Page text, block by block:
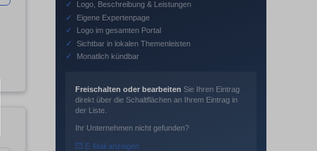
✓
Logo, Beschreibung & Leistungen
✓
Eigene Expertenpage
✓
Logo im gesamten Portal
✓
Sichtbar in lokalen Themenleisten
✓
Monatlich kündbar
Freischalten oder bearbeiten Sie Ihren Eintrag
direkt über die Schaltflächen an Ihrem Eintrag in
der Liste.
Ihr Unternehmen nicht gefunden?
E-Mail anzeigen